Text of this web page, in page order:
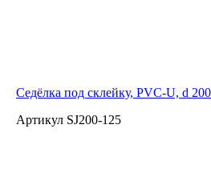
Седёлка под склейку, PVC-U, d
Артикул SJ200-125